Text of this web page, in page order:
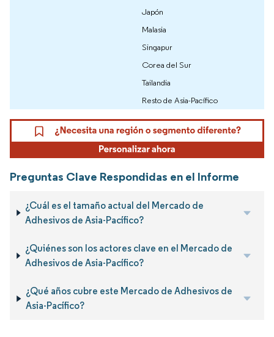
Japón
Malasia
Singapur
Corea del Sur
Tailandia
Resto de Asia-Pacífico
Preguntas Clave Respondidas en el Informe
¿Cuál es el tamaño actual del Mercado de
Adhesivos de Asia-Pacífico?
¿Quiénes son los actores clave en el Mercado de
Adhesivos de Asia-Pacífico?
¿Qué años cubre este Mercado de Adhesivos de
Asia-Pacífico?